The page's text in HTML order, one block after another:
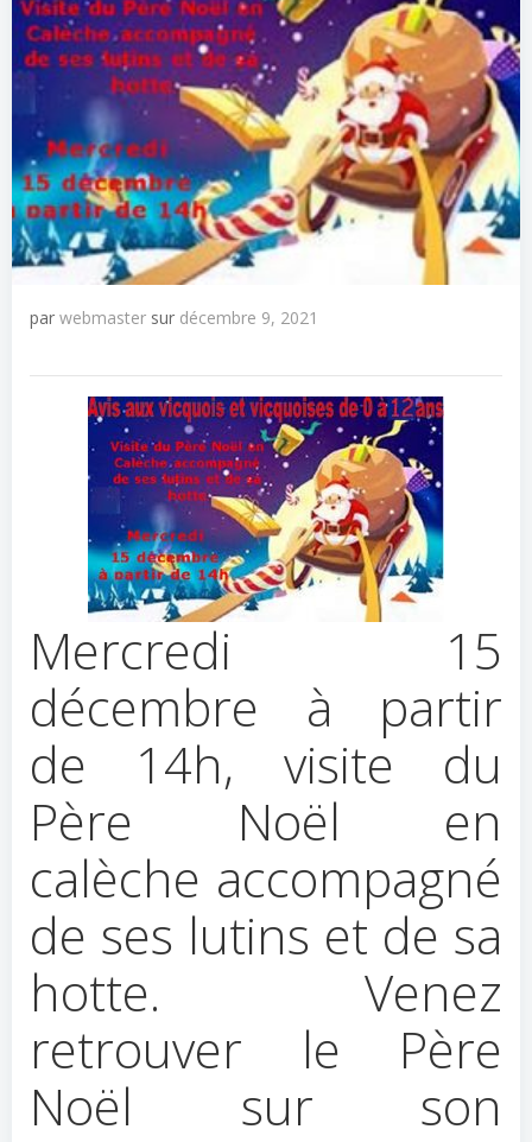
par webmaster sur décembre 9, 2021
Mercredi 15
décembre à partir
de 14h, visite du
Père Noël en
calèche accompagné
de ses lutins et de sa
hotte. Venez
retrouver le Père
Noël sur son